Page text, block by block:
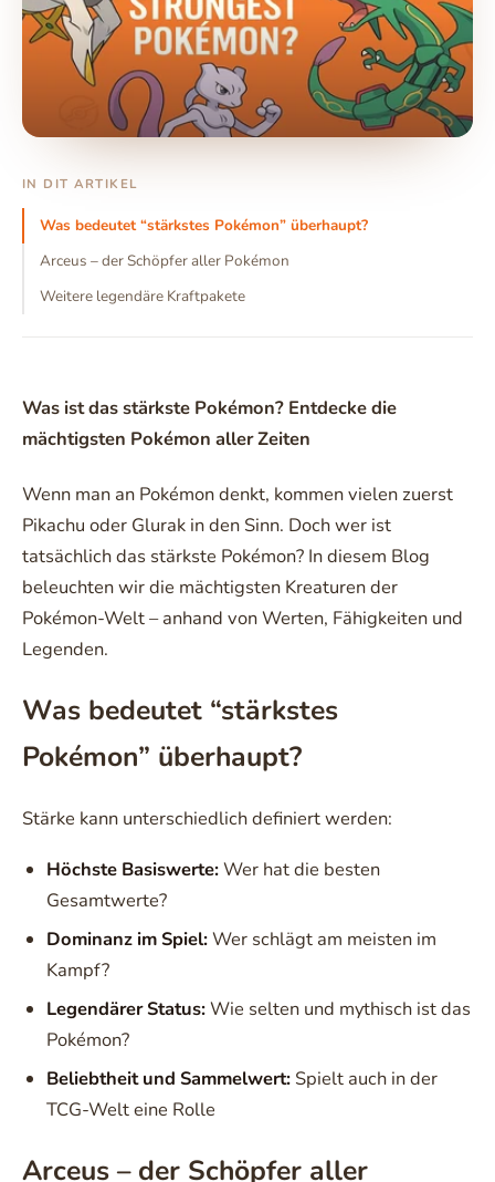
IN DIT ARTIKEL
Was bedeutet “stärkstes Pokémon” überhaupt?
Arceus – der Schöpfer aller Pokémon
Weitere legendäre Kraftpakete
Was ist das stärkste Pokémon? Entdecke die
mächtigsten Pokémon aller Zeiten
Wenn man an Pokémon denkt, kommen vielen zuerst
Pikachu oder Glurak in den Sinn. Doch wer ist
tatsächlich das stärkste Pokémon? In diesem Blog
beleuchten wir die mächtigsten Kreaturen der
Pokémon-Welt – anhand von Werten, Fähigkeiten und
Legenden.
Was bedeutet “stärkstes
Pokémon” überhaupt?
Stärke kann unterschiedlich definiert werden:
Höchste Basiswerte:Wer hat die besten
Gesamtwerte?
Dominanz im Spiel:Wer schlägt am meisten im
Kampf?
Legendärer Status:Wie selten und mythisch ist das
Pokémon?
Beliebtheit und Sammelwert: Spielt auch in der
TCG-Welt eine Rolle
Arceus – der Schöpfer aller